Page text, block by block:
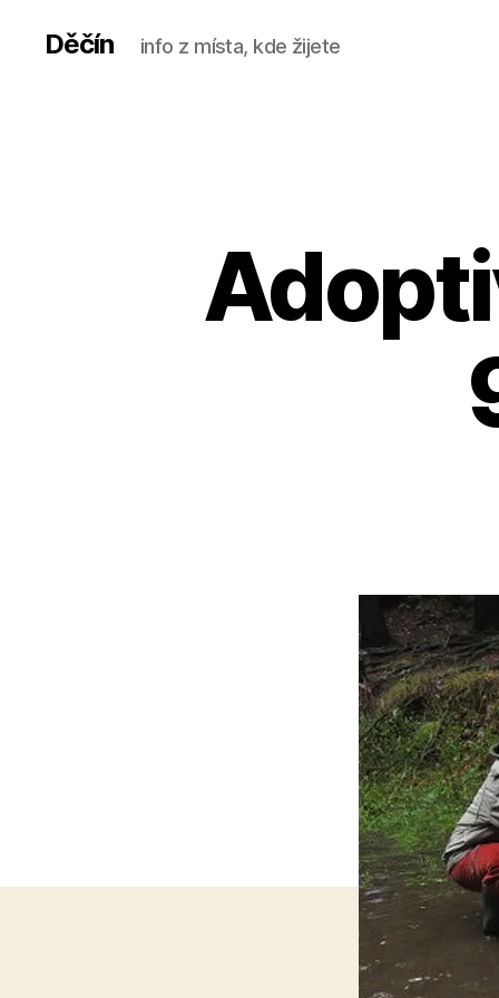
Děčín info z místa, kde žijete